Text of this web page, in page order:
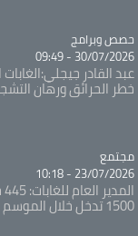
Catégorie
حصص وبرامج
30/07/2026 - 09:49
عبد القادر جيجلي:الغابات
خطر الحرائق ورهان
Catégorie
مجتمع
23/07/2026 - 10:18
المدير
1500 تدخل خلال الموسم الحالي